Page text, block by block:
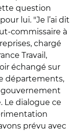
question
lui. "Je l’ai dit
commissaire à
chargé
Travail,
échangé sur
départements,
gouvernement
Le dialogue ce
prévu avec